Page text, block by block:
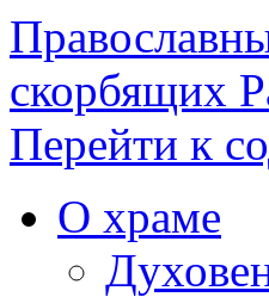
скорбящих
Перейти к
О храме